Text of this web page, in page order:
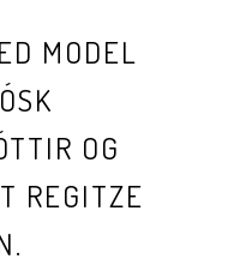
MODEL
OG
REGITZE